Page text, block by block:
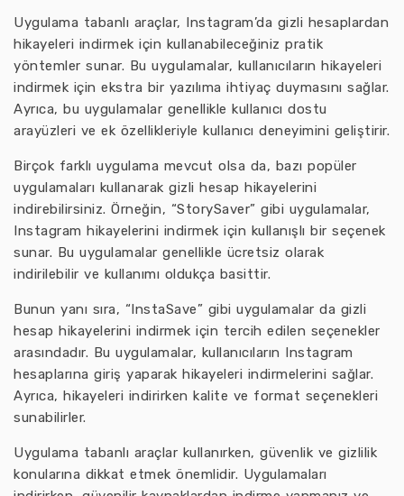
Uygulama tabanlı araçlar, Instagram’da gizli hesaplardan
hikayeleri indirmek için kullanabileceğiniz pratik
yöntemler sunar. Bu uygulamalar, kullanıcıların hikayeleri
indirmek için ekstra bir yazılıma ihtiyaç duymasını sağlar.
Ayrıca, bu uygulamalar genellikle kullanıcı dostu
arayüzleri ve ek özellikleriyle kullanıcı deneyimini geliştirir.
Birçok farklı uygulama mevcut olsa da, bazı popüler
uygulamaları kullanarak gizli hesap hikayelerini
indirebilirsiniz. Örneğin, “StorySaver” gibi uygulamalar,
Instagram hikayelerini indirmek için kullanışlı bir seçenek
sunar. Bu uygulamalar genellikle ücretsiz olarak
indirilebilir ve kullanımı oldukça basittir.
Bunun yanı sıra, “InstaSave” gibi uygulamalar da gizli
hesap hikayelerini indirmek için tercih edilen seçenekler
arasındadır. Bu uygulamalar, kullanıcıların Instagram
hesaplarına giriş yaparak hikayeleri indirmelerini sağlar.
Ayrıca, hikayeleri indirirken kalite ve format seçenekleri
sunabilirler.
Uygulama tabanlı araçlar kullanırken, güvenlik ve gizlilik
konularına dikkat etmek önemlidir. Uygulamaları